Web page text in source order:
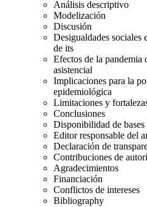
Análisis descriptivo
Modelización
Discusión
Desigualdades
de its
Efectos de la pandemia
asistencial
Implicaciones para la
epidemiológica
Limitaciones y
Conclusiones
Disponibilidad de
Editor responsable del
Declaración de
Contribuciones de
Agradecimientos
Financiación
Conflictos de intereses
Bibliography